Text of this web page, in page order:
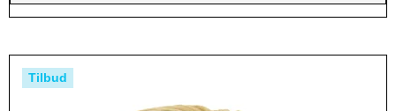
Tilbud